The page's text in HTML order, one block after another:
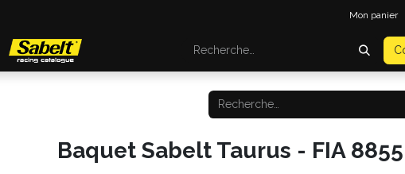
Mon panier
Baquet Sabelt Taurus - FIA